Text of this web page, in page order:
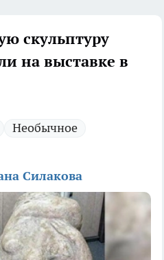
скульптуру
на выставке в
Необычное
Силакова